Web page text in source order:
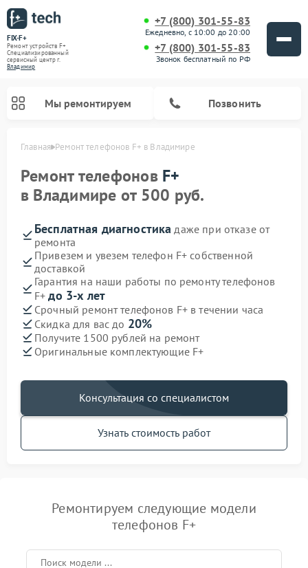
FIX-F+
Ремонт устройств F+
Специализированный
cервисный центр г.
Владимир
+7 (800) 301-55-83
Ежедневно, с 10:00 до 20:00
+7 (800) 301-55-83
Звонок бесплатный по РФ
Мы ремонтируем Позвонить
Главная Ремонт телефонов F+ в Владимире
Ремонт телефонов F+
в Владимире от 500 руб.
Бесплатная диагностика даже при отказе от
ремонта
Привезем и увезем телефон F+ собственной
доставкой
Гарантия на наши работы по ремонту телефонов
F+до 3-х лет
Срочный ремонт телефонов F+ в течении часа
Скидка для вас до 20%
Получите 1500 рублей на ремонт
Оригинальные комплектующие F+
Консультация со специалистом
Узнать стоимость работ
Ремонтируем следующие модели
телефонов F+